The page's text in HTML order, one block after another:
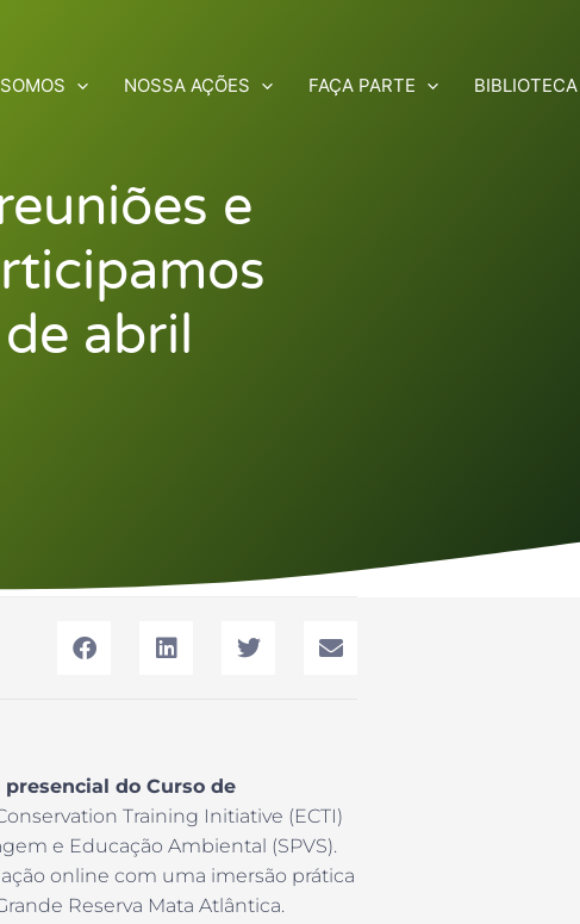
NOSSA AÇÕES FAÇA PARTE BIBLIOTECA
e
abril
presencial do Curso de
Training Initiative (ECTI)
e Educação Ambiental (SPVS).
online com uma imersão prática
Reserva Mata Atlântica.